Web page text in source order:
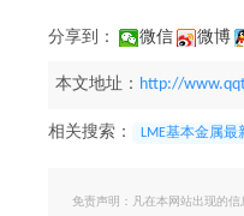
分享到： 微信 微博
本文地址： http://
相关搜索： LME基本金属最
免责声明：凡在本网站出现的